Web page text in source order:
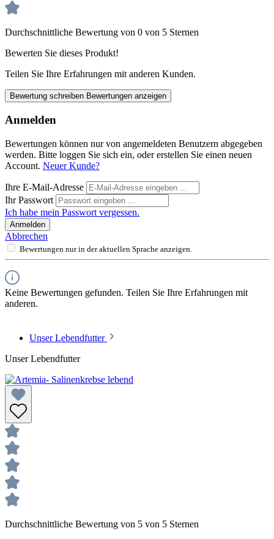
Durchschnittliche Bewertung von 0 von 5 Sternen
Bewerten Sie dieses Produkt!
Teilen Sie Ihre Erfahrungen mit anderen Kunden.
Bewertung schreiben Bewertungen anzeigen
Anmelden
Bewertungen können nur von angemeldeten Benutzern abgegeben
werden. Bitte loggen Sie sich ein, oder erstellen Sie einen neuen
Account. Neuer Kunde?
Ihre E-Mail-Adresse
Ihr Passwort
Ich habe mein Passwort vergessen.
Anmelden
Abbrechen
Bewertungen nur in der aktuellen Sprache anzeigen.
Keine Bewertungen gefunden. Teilen Sie Ihre Erfahrungen mit
anderen.
Unser Lebendfutter
Unser Lebendfutter
Durchschnittliche Bewertung von 5 von 5 Sternen